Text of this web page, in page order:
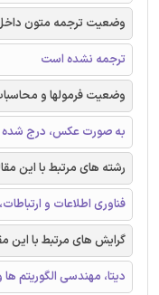
وضعیت ترجمه متون
ترجمه نشده است
وضعیت فرمولها و
به صورت عکس، درج
رشته های مرتبط با این
فناوری اطلاعات و
گرایش های مرتبط با این
دیتا، مهندسی الگوریتم